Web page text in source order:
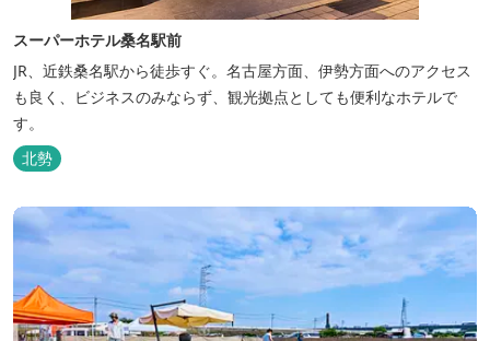
スーパーホテル桑名駅前
JR、近鉄桑名駅から徒歩すぐ。名古屋方面、伊勢方面へのアクセス
も良く、ビジネスのみならず、観光拠点としても便利なホテルで
す。
北勢